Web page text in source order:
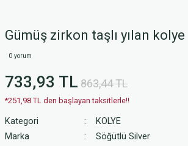
Gümüş zirkon taşlı yılan kolye
0 yorum
733,93 TL 863,44 TL
*251,98 TL den başlayan taksitlerle!!
Kategori
KOLYE
Marka
Söğütlü Silver